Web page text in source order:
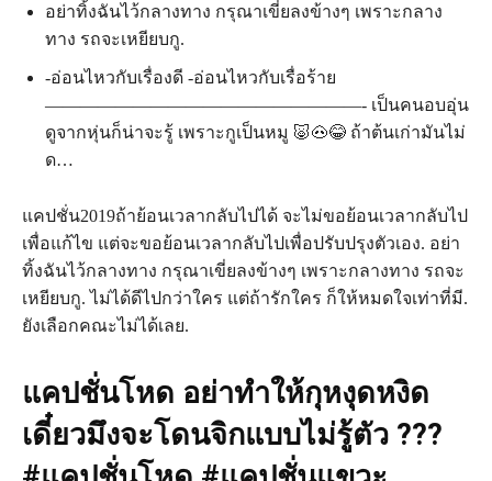
อย่าทิ้งฉันไว้กลางทาง กรุณาเขี่ยลงข้างๆ เพราะกลาง
ทาง รถจะเหยียบกู.
-อ่อนไหวกับเรื่องดี -อ่อนไหวกับเรื่อร้าย
——————————————————- เป็นคนอบอุ่น
ดูจากหุ่นก็น่าจะรู้ เพราะกูเป็นหมู 🐷🐽😂 ถ้าต้นเก่ามันไม่
ด…
แคปชั่น2019ถ้าย้อนเวลากลับไปได้ จะไม่ขอย้อนเวลากลับไป
เพื่อแก้ไข แต่จะขอย้อนเวลากลับไปเพื่อปรับปรุงตัวเอง. อย่า
ทิ้งฉันไว้กลางทาง กรุณาเขี่ยลงข้างๆ เพราะกลางทาง รถจะ
เหยียบกู. ไม่ได้ดีไปกว่าใคร แต่ถ้ารักใคร ก็ให้หมดใจเท่าที่มี.
ยังเลือกคณะไม่ได้เลย.
แคปชั่นโหด อย่าทำให้กุหงุดหงิด
เดี๋ยวมึงจะโดนจิกแบบไม่รู้ตัว ???